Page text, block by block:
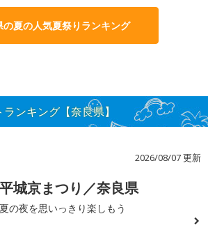
の夏の人気夏祭りランキング
ンキング【奈良県】
2026/08/07 更新
平城京まつり／奈良県
夏の夜を思いっきり楽しもう